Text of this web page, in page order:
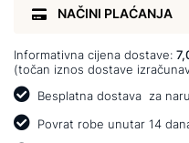
NAČINI PLAĆANJA
Informativna cijena dostave:
(točan iznos dostave
Besplatna dostava za
Povrat robe unutar 14